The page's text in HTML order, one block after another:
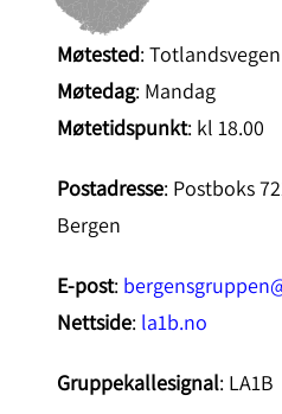
Møtested:
Møtedag: Mandag
Møtetidspunkt: kl 18.00
Postadresse: Postboks
Bergen
E-post:
Nettside: la1b.no
Gruppekallesignal: LA1B